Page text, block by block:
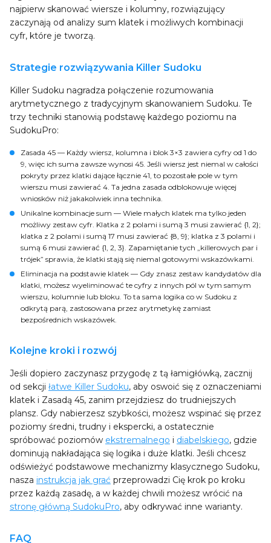
najpierw skanować wiersze i kolumny, rozwiązujący
zaczynają od analizy sum klatek i możliwych kombinacji
cyfr, które je tworzą.
Strategie rozwiązywania Killer Sudoku
Killer Sudoku nagradza połączenie rozumowania
arytmetycznego z tradycyjnym skanowaniem Sudoku. Te
trzy techniki stanowią podstawę każdego poziomu na
SudokuPro:
Zasada 45 — Każdy wiersz, kolumna i blok 3×3 zawiera cyfry od 1 do
9, więc ich suma zawsze wynosi 45. Jeśli wiersz jest niemal w całości
pokryty przez klatki dające łącznie 41, to pozostałe pole w tym
wierszu musi zawierać 4. Ta jedna zasada odblokowuje więcej
wniosków niż jakakolwiek inna technika.
Unikalne kombinacje sum — Wiele małych klatek ma tylko jeden
możliwy zestaw cyfr. Klatka z 2 polami i sumą 3 musi zawierać {1, 2};
klatka z 2 polami i sumą 17 musi zawierać {8, 9}; klatka z 3 polami i
sumą 6 musi zawierać {1, 2, 3}. Zapamiętanie tych „killerowych par i
trójek” sprawia, że klatki stają się niemal gotowymi wskazówkami.
Eliminacja na podstawie klatek — Gdy znasz zestaw kandydatów dla
klatki, możesz wyeliminować te cyfry z innych pól w tym samym
wierszu, kolumnie lub bloku. To ta sama logika co w Sudoku z
odkrytą parą, zastosowana przez arytmetykę zamiast
bezpośrednich wskazówek.
Kolejne kroki i rozwój
Jeśli dopiero zaczynasz przygodę z tą łamigłówką, zacznij
od sekcji łatwe Killer Sudoku, aby oswoić się z oznaczeniami
klatek i Zasadą 45, zanim przejdziesz do trudniejszych
plansz. Gdy nabierzesz szybkości, możesz wspinać się przez
poziomy średni, trudny i ekspercki, a ostatecznie
spróbować poziomów ekstremalnego i diabelskiego, gdzie
dominują nakładająca się logika i duże klatki. Jeśli chcesz
odświeżyć podstawowe mechanizmy klasycznego Sudoku,
nasza instrukcja jak grać przeprowadzi Cię krok po kroku
przez każdą zasadę, a w każdej chwili możesz wrócić na
stronę główną SudokuPro, aby odkrywać inne warianty.
FAQ